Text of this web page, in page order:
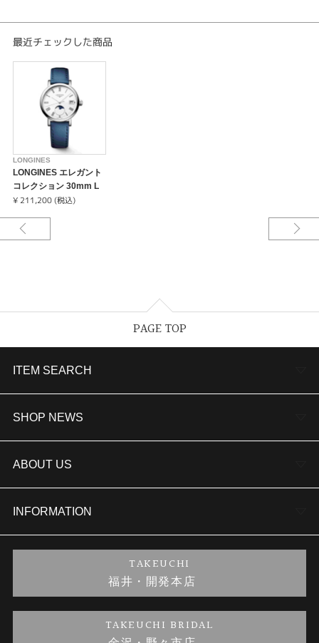
「エレガンスは生き方に現れる - Elegance is an attitude」からも分かりま
ックなデザインと洗練されたラインを忠実に表現しています。
最近チェックした商品
LONGINES
LONGINES エレガント
コレクション 30mm L
4.330.4.11.2
¥ 211,200 (税込)
PAGE TOP
ITEM SEARCH
婚約指輪
結婚指輪
セットリング
婚約ネックレス
金・プラチナのお取引
SHOP NEWS
TAKEUCHI BRIDAL金沢本店情報
商品一覧
ブランドリスト
金澤指輪工房｜手作りペアリング
ABOUT US
会社概要
お客様の声
INFORMATION
TAKEUCHI
福井・開発本店
TAKEUCHI BRIDAL